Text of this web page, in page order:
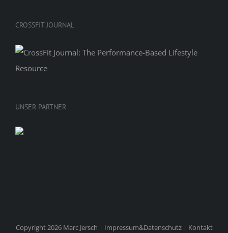
CROSSFIT JOURNAL
UNSER PARTNER
Copyright 2026 Marc Jersch | Impressum&Datenschutz| Kontakt